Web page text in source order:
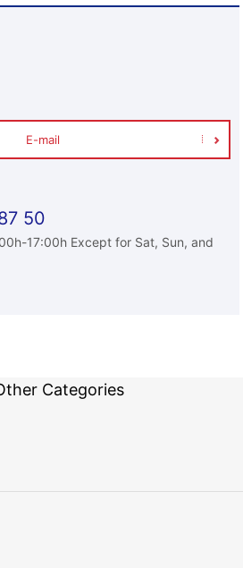
E-mail
50
17:00h Except for Sat, Sun, and
Categories